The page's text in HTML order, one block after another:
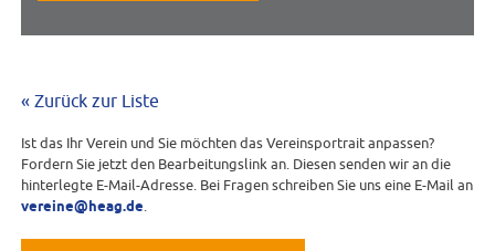
« Zurück zur Liste
Ist das Ihr Verein und Sie möchten das Vereinsportrait anpassen?
Fordern Sie jetzt den Bearbeitungslink an. Diesen senden wir an die
hinterlegte E-Mail-Adresse. Bei Fragen schreiben Sie uns eine E-Mail an
vereine@heag.de.